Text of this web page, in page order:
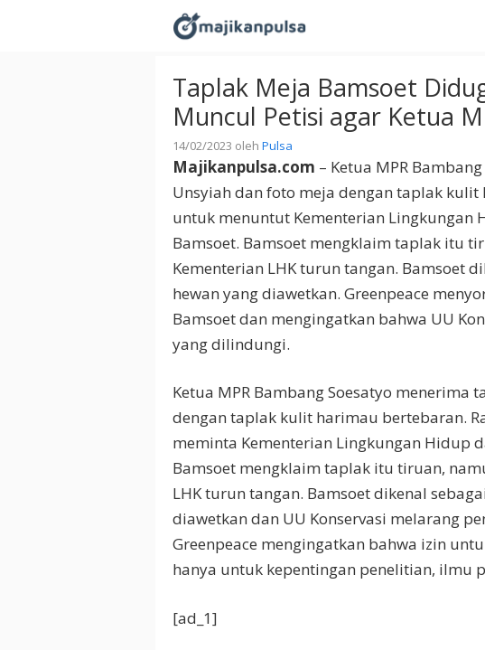
Taplak Meja Bamsoet
Muncul Petisi agar Ketua
14/02/2023 oleh Pulsa
Majikanpulsa.com – Ketua MPR
Unsyiah dan foto meja dengan taplak
untuk menuntut Kementerian Lingkungan
Bamsoet. Bamsoet mengklaim taplak itu
Kementerian LHK turun tangan. Bamsoet
hewan yang diawetkan. Greenpeace
Bamsoet dan mengingatkan bahwa UU
yang dilindungi.
Ketua MPR Bambang Soesatyo menerima
dengan taplak kulit harimau bertebaran.
meminta Kementerian Lingkungan Hidup
Bamsoet mengklaim taplak itu tiruan,
LHK turun tangan. Bamsoet dikenal
diawetkan dan UU Konservasi melarang
Greenpeace mengingatkan bahwa izin
hanya untuk kepentingan penelitian, ilmu
[ad_1]